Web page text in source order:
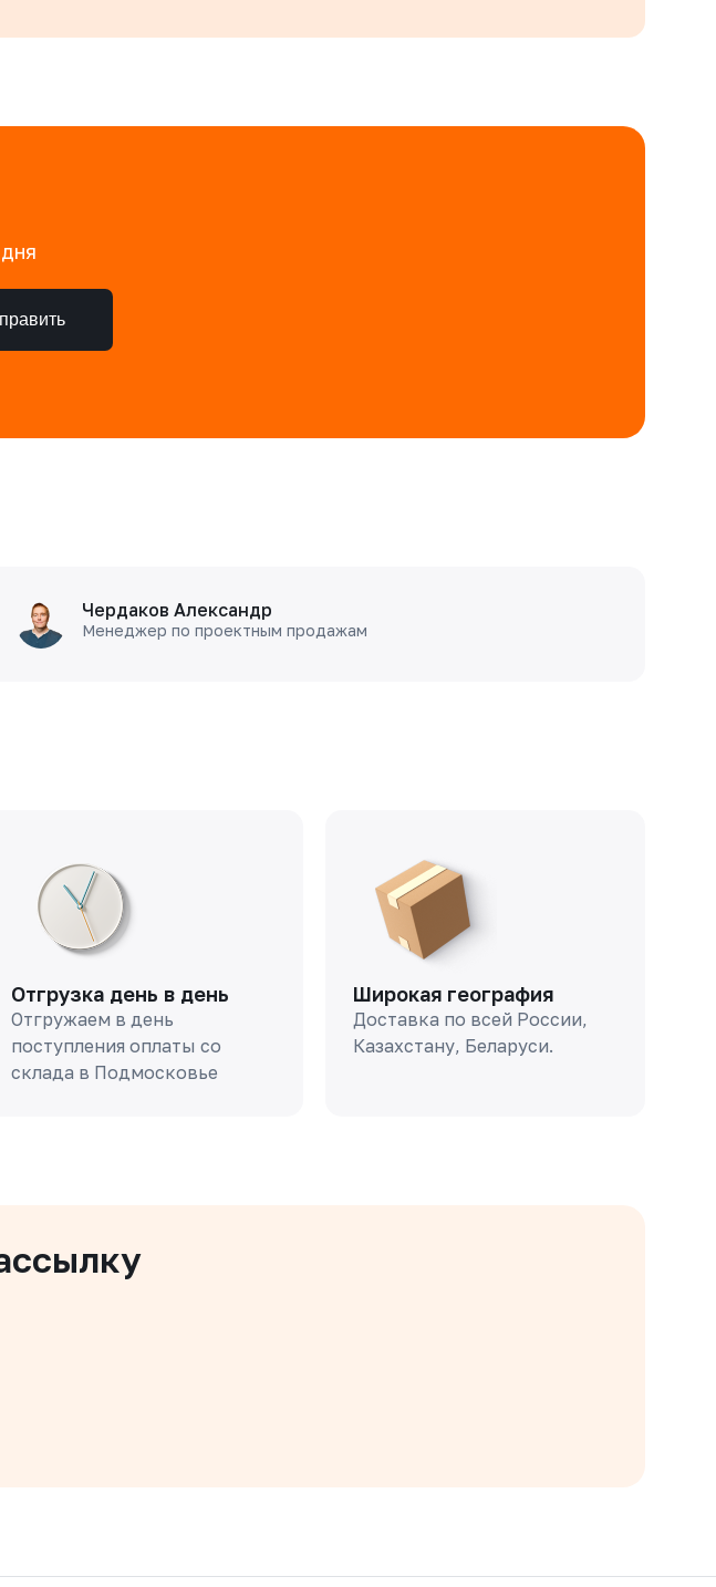
Чердаков Александр
Менеджер по проектным продажам
Отгрузка день в день
Отгружаем в день
поступления оплаты со
склада в Подмосковье
Широкая география
Доставка по всей России,
Казахстану, Беларуси.